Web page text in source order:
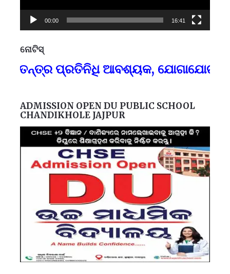
00:00 16:41
ନୋଟିସ୍
ପ୍ରତିନିଧି ଆବଶ୍ୟକ, ଯୋଗାଯୋଗ-
ADMISSION OPEN DU PUBLIC SCHOOL
CHANDIKHOLE JAJPUR